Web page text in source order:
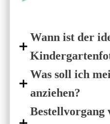
Wann ist der
Was soll ich
anziehen?
Bestellvorgang